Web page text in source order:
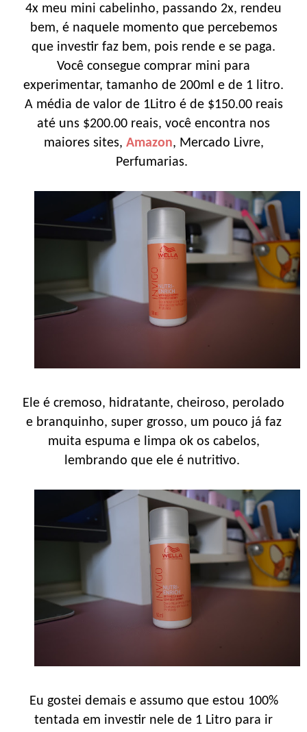
4x meu mini cabelinho, passando 2x, rendeu
bem, é naquele momento que percebemos
que investir faz bem, pois rende e se paga.
Você consegue comprar mini para
experimentar, tamanho de 200ml e de 1 litro.
A média de valor de 1Litro é de $150.00 reais
até uns $200.00 reais, você encontra nos
maiores sites, Amazon, Mercado Livre,
Perfumarias.
Ele é cremoso, hidratante, cheiroso, perolado
e branquinho, super grosso, um pouco já faz
muita espuma e limpa ok os cabelos,
lembrando que ele é nutritivo.
Eu gostei demais e assumo que estou 100%
tentada em investir nele de 1 Litro para ir